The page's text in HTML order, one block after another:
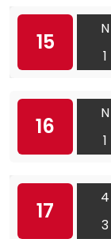
15
N
1
16
N
1
17
4
3